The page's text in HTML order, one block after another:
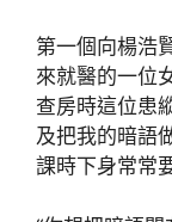
第一個向楊浩
來就醫的一位
查房時這位患
及把我的暗語
課時下身常常